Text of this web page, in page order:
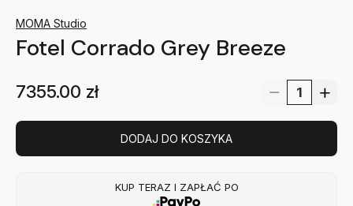
MOMA Studio
Fotel Corrado Grey Breeze
7355.00 zł
DODAJ DO KOSZYKA
KUP TERAZ I ZAPŁAĆ PO